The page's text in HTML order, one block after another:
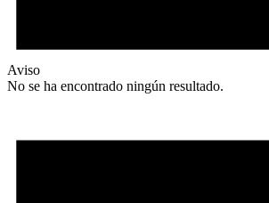
Aviso
No se ha encontrado ningún resultado.